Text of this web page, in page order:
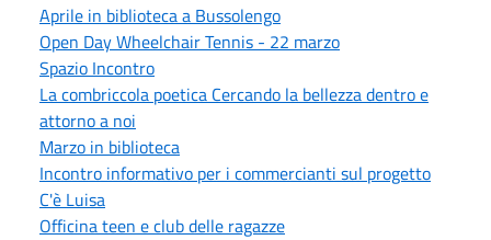
Aprile in biblioteca a Bussolengo
Open Day Wheelchair Tennis - 22 marzo
Spazio Incontro
La combriccola poetica Cercando la bellezza dentro e
attorno a noi
Marzo in biblioteca
Incontro informativo per i commercianti sul progetto
C'è Luisa
Officina teen e club delle ragazze